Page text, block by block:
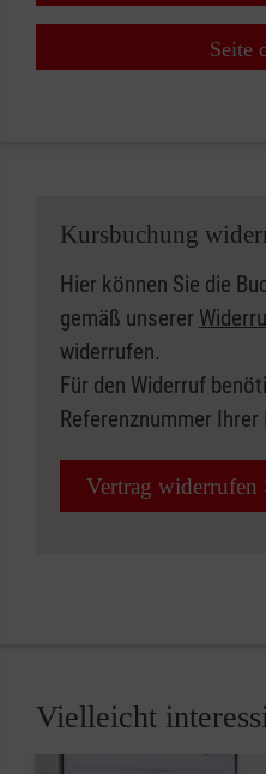
Seite
Kursbuchung
Hier können Sie die
gemäß unserer
widerrufen.
Für den Widerruf
Referenznummer Ihrer
Vertrag widerrufen
Vielleicht